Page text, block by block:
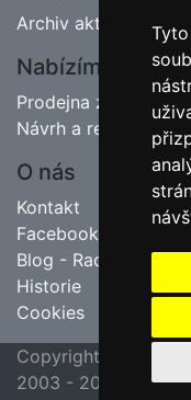
Archiv aktualit
Nabízíme
Prodejna
Návrh a realizace
O nás
Kontakt
Facebook
Blog - Rady pro
Historie
Cookies
Copyright ©
2003 - 2026